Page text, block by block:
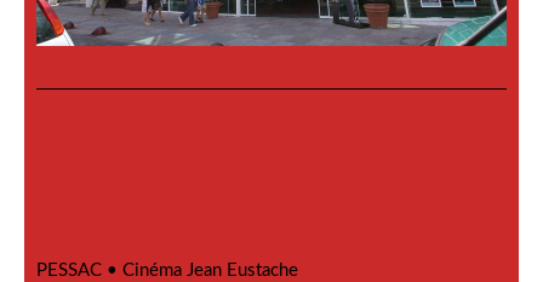
PESSAC • Cinéma Jean Eustache